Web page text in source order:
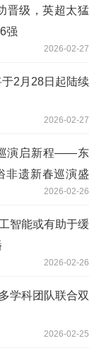
晋级，英超太猛
强
2026-02-27
2月28日起陆续
2026-02-27
演启新程——东
非遗新春巡演盛
2026-02-26
智能或有助于缓
2026-02-26
学科团队联合双
2026-02-25